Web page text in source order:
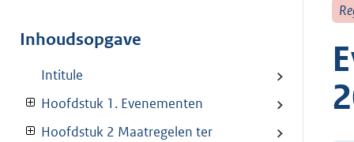
Inhoudsopgave
Intitule
Hoofdstuk 1. Evenementen
Hoofdstuk 2 Maatregelen ter